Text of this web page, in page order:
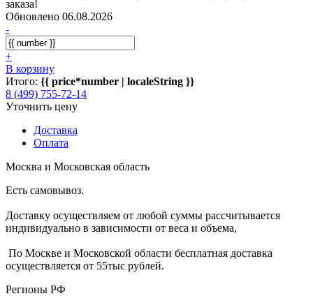
заказа!
Обновлено 06.08.2026
-
+
В корзину
Итого: {{ price*number | localeString }}
8 (499) 755-72-14
Уточнить цену
Доставка
Оплата
Москва и Московская область
Есть самовывоз.
Доставку осуществляем от любой суммы рассчитывается
индивидуально в зависимости от веса и объема,
По Москве и Московской области бесплатная доставка
осуществляется от 55тыс рублей.
Регионы РФ